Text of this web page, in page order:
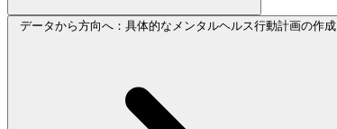
データから方向へ：具体的なメンタルヘルス行動計画の作成